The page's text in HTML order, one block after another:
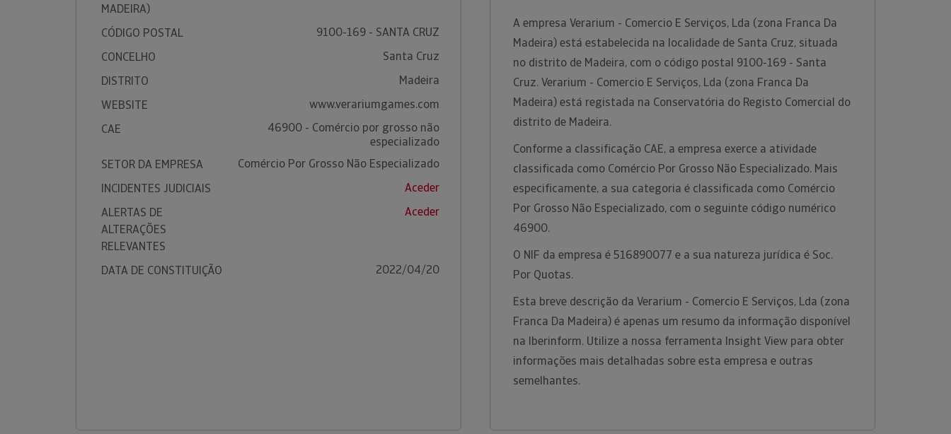
MADEIRA)
CÓDIGO POSTAL
9100-169 - SANTA CRUZ
CONCELHO
Santa Cruz
DISTRITO
Madeira
WEBSITE
www.verariumgames.com
CAE
46900 - Comércio por grosso não
especializado
SETOR DA EMPRESA
Comércio Por Grosso Não Especializado
INCIDENTES JUDICIAIS
Aceder
ALERTAS DE
ALTERAÇÕES
RELEVANTES
Aceder
DATA DE CONSTITUIÇÃO 2022/04/20
A empresa Verarium - Comercio E Serviços, Lda (zona Franca Da
Madeira) está estabelecida na localidade de Santa Cruz, situada
no distrito de Madeira, com o código postal 9100-169 - Santa
Cruz. Verarium - Comercio E Serviços, Lda (zona Franca Da
Madeira) está registada na Conservatória do Registo Comercial do
distrito de Madeira.
Conforme a classificação CAE, a empresa exerce a atividade
classificada como Comércio Por Grosso Não Especializado. Mais
especificamente, a sua categoria é classificada como Comércio
Por Grosso Não Especializado, com o seguinte código numérico
46900.
O NIF da empresa é 516890077 e a sua natureza jurídica é Soc.
Por Quotas.
Esta breve descrição da Verarium - Comercio E Serviços, Lda (zona
Franca Da Madeira) é apenas um resumo da informação disponível
na Iberinform. Utilize a nossa ferramenta Insight View para obter
informações mais detalhadas sobre esta empresa e outras
semelhantes.